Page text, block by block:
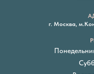
г. Москва,